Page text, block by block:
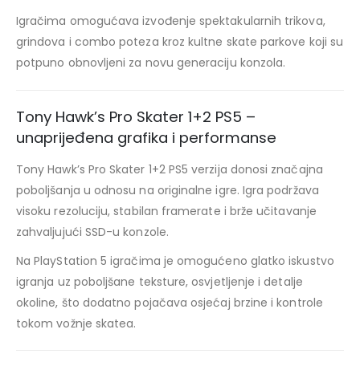
Igračima omogućava izvođenje spektakularnih trikova,
grindova i combo poteza kroz kultne skate parkove koji su
potpuno obnovljeni za novu generaciju konzola.
Tony Hawk’s Pro Skater 1+2 PS5 –
unaprijeđena grafika i performanse
Tony Hawk’s Pro Skater 1+2 PS5 verzija donosi značajna
poboljšanja u odnosu na originalne igre. Igra podržava
visoku rezoluciju, stabilan framerate i brže učitavanje
zahvaljujući SSD-u konzole.
Na PlayStation 5 igračima je omogućeno glatko iskustvo
igranja uz poboljšane teksture, osvjetljenje i detalje
okoline, što dodatno pojačava osjećaj brzine i kontrole
tokom vožnje skatea.